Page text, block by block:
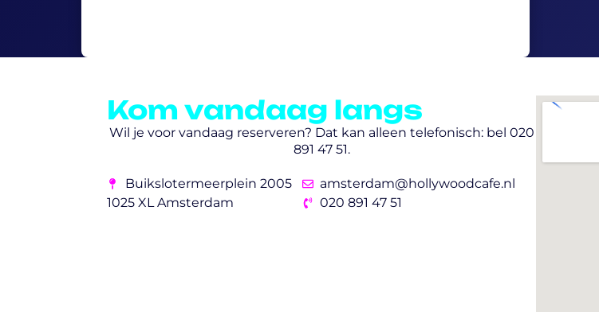
Kom vandaag langs
Wil je voor vandaag reserveren? Dat kan alleen telefonisch: bel 020
891 47 51.
Buikslotermeerplein 2005
1025 XL Amsterdam
amsterdam@hollywoodcafe.nl
020 891 47 51